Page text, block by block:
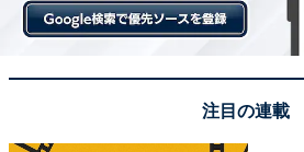
注目の連載